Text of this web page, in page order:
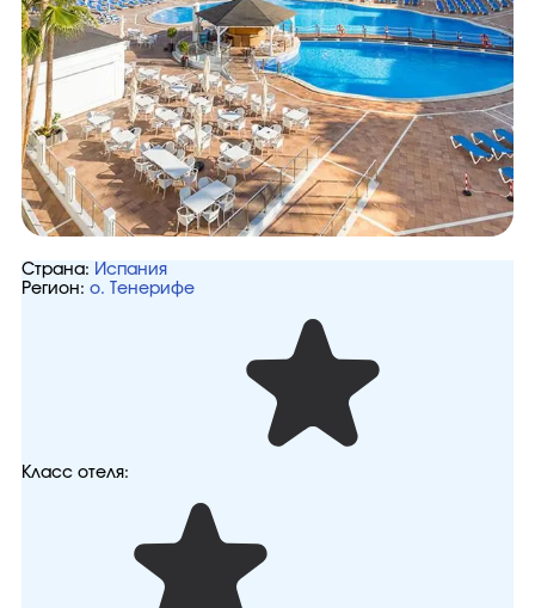
Страна: Испания
Регион: о. Тенерифе
Класс отеля: